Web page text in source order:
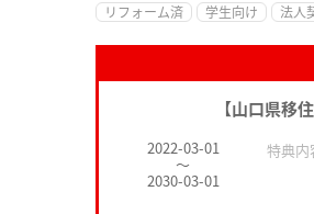
リフォーム済
学生向け 法人
【山口県移
2022-03-01
～
2030-03-01
特典内